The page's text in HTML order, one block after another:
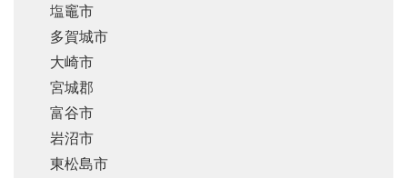
塩竈市
多賀城市
大崎市
宮城郡
富谷市
岩沼市
東松島市